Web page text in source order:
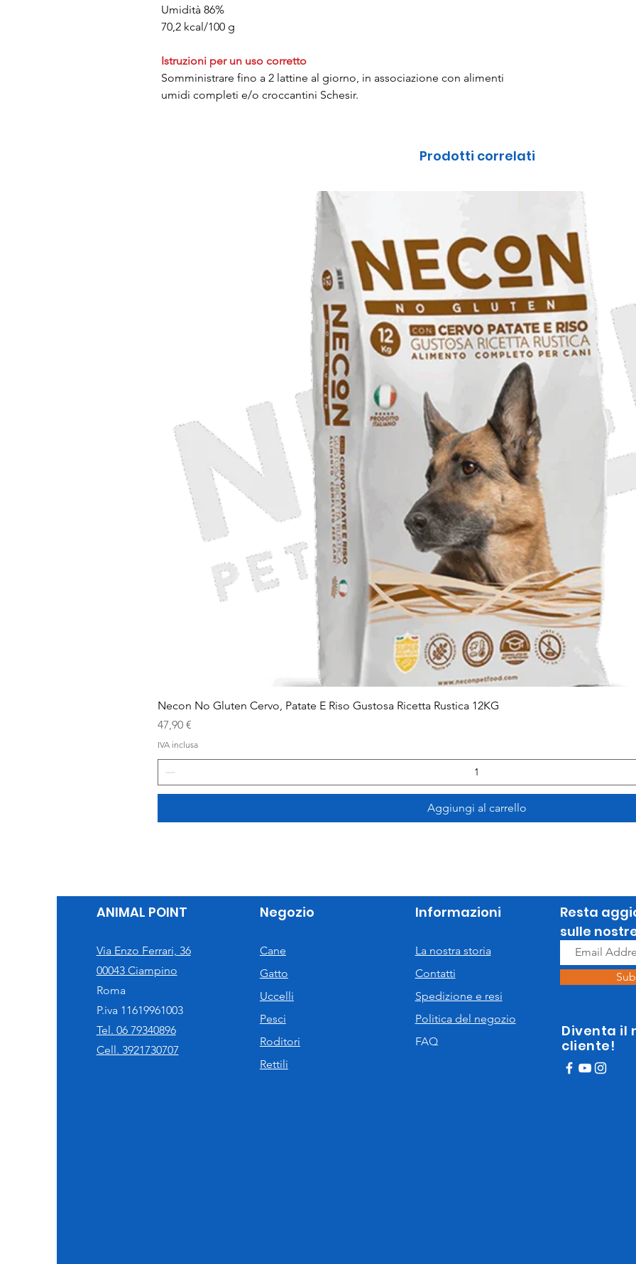
Umidità 86%
70,2 kcal/100 g
Istruzioni per un uso corretto
Somministrare fino a 2 lattine al giorno, in associazione con alimenti
umidi completi e/o croccantini Schesir.
Prodotti correlati
Vista rapida
Necon No Gluten Cervo, Patate E Riso Gustosa Ricetta Rustica 12KG
Prezzo
47,90 €
IVA inclusa
Aggiungi al carrello
ANIMAL POINT
Via Enzo Ferrari, 36
00043 Ciampino
Roma
P.iva 11619961003
Tel. 06 79340896
Cell. 3921730707
Negozio
Cane
Gatto
Uccelli
Pesci
Roditori
Rettili
Informazioni
La nostra storia
Contatti
Spedizione e resi
Politica del negozio
FAQ
Resta
sulle
Diventa il
cliente!